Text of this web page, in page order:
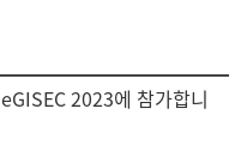
2023에 참가합니